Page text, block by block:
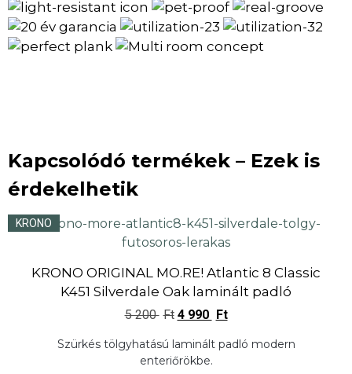
Kapcsolódó termékek – Ezek is
érdekelhetik
KRONO
KRONO ORIGINAL MO.RE! Atlantic 8 Classic
K451 Silverdale Oak laminált padló
5 200 Ft 4 990 Ft
Szürkés tölgyhatású laminált padló modern
enteriőrökbe.